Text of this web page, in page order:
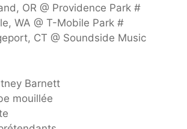
OR @ Providence Park #
WA @ T-Mobile Park #
CT @ Soundside Music
Barnett
mouillée